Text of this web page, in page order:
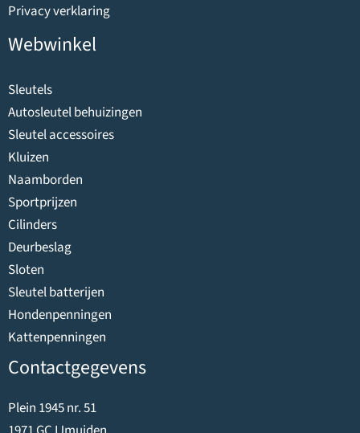
Privacy verklaring
Webwinkel
Sleutels
Autosleutel behuizingen
Sleutel accessoires
Kluizen
Naamborden
Sportprijzen
Cilinders
Deurbeslag
Sloten
Sleutel batterijen
Hondenpenningen
Kattenpenningen
Contactgegevens
Plein 1945 nr. 51